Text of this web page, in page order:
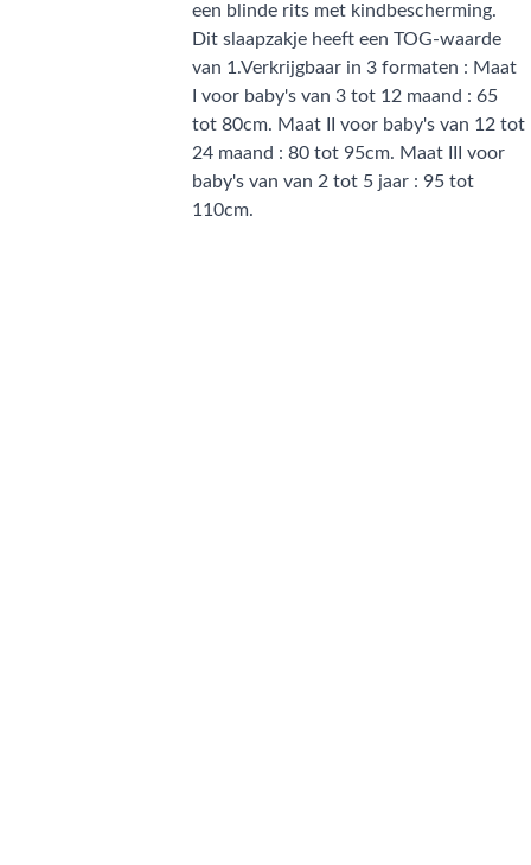
een blinde rits met kindbescherming.
Dit slaapzakje heeft een TOG-waarde
van 1.Verkrijgbaar in 3 formaten : Maat
I voor baby's van 3 tot 12 maand : 65
tot 80cm. Maat II voor baby's van 12 tot
24 maand : 80 tot 95cm. Maat III voor
baby's van van 2 tot 5 jaar : 95 tot
110cm.